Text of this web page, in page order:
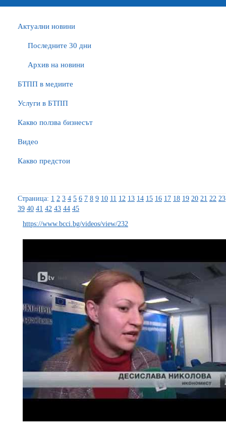
Актуални новини
Последните 30 дни
Архив на новини
БTПП в медиите
Услуги в БТПП
Какво ползва бизнесът
Видео
Какво предстои
Страница: 1 2 3 4 5 6 7 8 9 10 11 12 13 14 15 16 17 18 19 20 21 22 23
39 40 41 42 43 44 45
https://www.bcci.bg/videos/view/232